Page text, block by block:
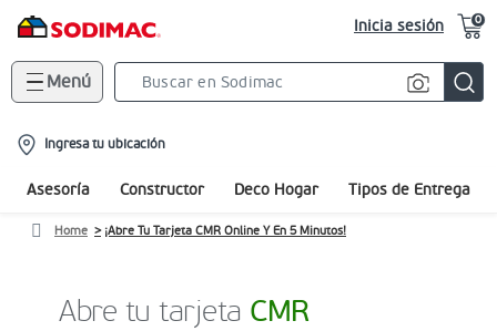
Inicia sesión 0
Menú
location-
icon
Ingresa tu ubicación
Asesoría Constructor Deco Hogar Tipos de Entrega
Home ¡Abre Tu Tarjeta CMR Online Y En 5 Minutos!
Abre tu tarjeta CMR